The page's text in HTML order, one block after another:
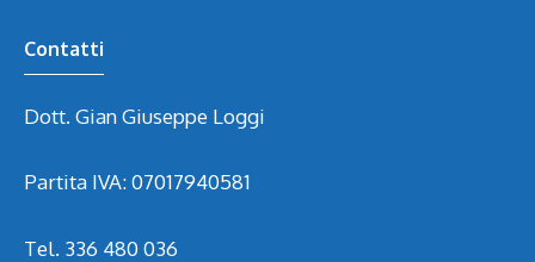
Contatti
Dott. Gian Giuseppe Loggi
Partita IVA: 07017940581
Tel. 336 480 036